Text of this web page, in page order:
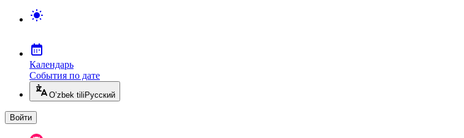
Календарь
События по дате
O’zbek tili Русский
Войти